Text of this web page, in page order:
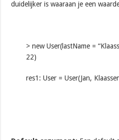
duidelijker is waaraan je een
> new User(lastName =
22)
res1: User = User(Jan,